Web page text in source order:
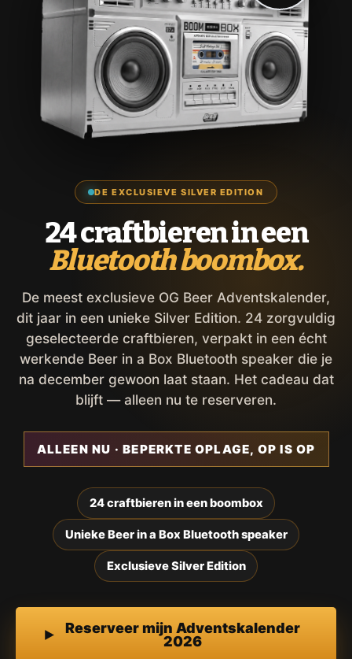
DE EXCLUSIEVE SILVER EDITION
24 craftbieren in een
Bluetooth boombox.
De meest exclusieve OG Beer Adventskalender,
dit jaar in een unieke Silver Edition. 24 zorgvuldig
geselecteerde craftbieren, verpakt in een écht
werkende Beer in a Box Bluetooth speaker die je
na december gewoon laat staan. Het cadeau dat
blijft — alleen nu te reserveren.
ALLEEN NU · BEPERKTE OPLAGE, OP IS OP
24 craftbieren in een boombox
Unieke Beer in a Box Bluetooth speaker
Exclusieve Silver Edition
Reserveer mijn Adventskalender
2026